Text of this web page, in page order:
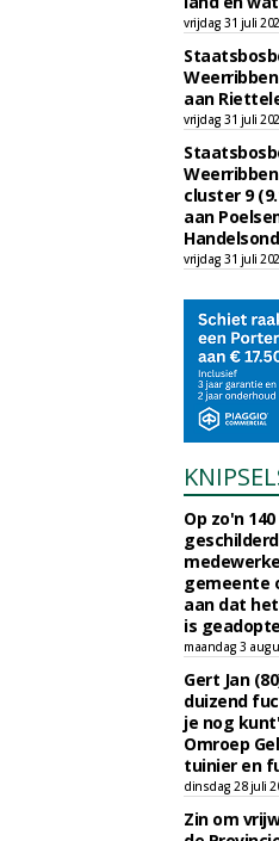
vrijdag 31 juli
aan
vrijdag 31 juli
cluster 9
aan
vrijdag 31 juli
Op zo'n
gemeente
aan dat
is
maandag 3
Gert Jan
duizend
je nog
Omroep
tuinier en
dinsdag 28 juli
Zin om